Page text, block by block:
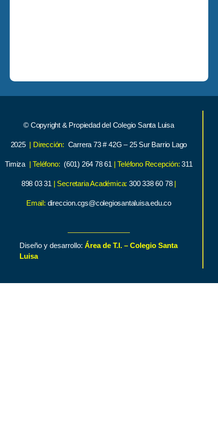
© Copyright & Propiedad del Colegio Santa Luisa
2025 | Dirección: Carrera 73 # 42G – 25 Sur Barrio Lago
Timiza | Teléfono: (601) 264 78 61 | Teléfono Recepción: 311
898 03 31 | Secretaria Académica:300 338 60 78 |
Email: direccion.cgs@colegiosantaluisa.edu.co
Diseño y desarrollo: Área de T.I. – Colegio Santa
Luisa